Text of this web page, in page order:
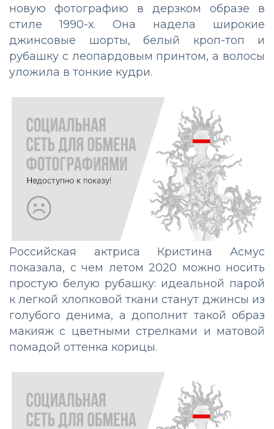
новую фотографию в дерзком образе в
стиле 1990-х. Она надела широкие
джинсовые шорты, белый кроп-топ и
рубашку с леопардовым принтом, а волосы
уложила в тонкие кудри.
Российская актриса Кристина Асмус
показала, с чем летом 2020 можно носить
простую белую рубашку: идеальной парой
к легкой хлопковой ткани станут джинсы из
голубого денима, а дополнит такой образ
макияж с цветными стрелками и матовой
помадой оттенка корицы.